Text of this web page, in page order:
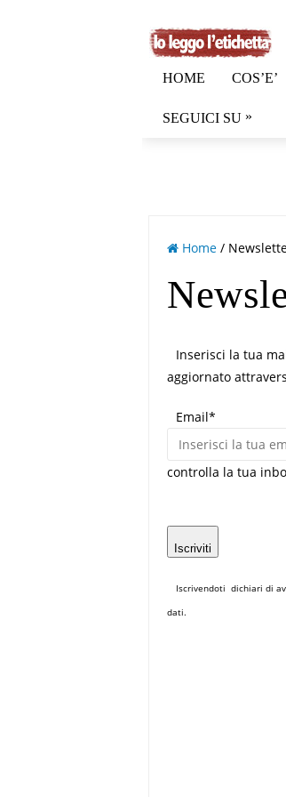
HOME COS’E’
SEGUICI SU »
Home /
Inserisci la tua
aggiornato
Email*
controlla la tua
Iscriviti
Iscrivendoti dichiari di
dati.